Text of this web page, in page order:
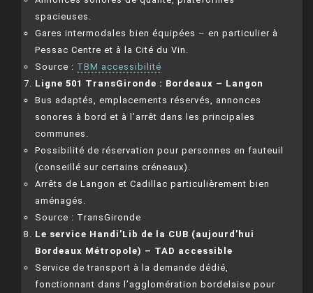
spacieuses.
Gares intermodales bien équipées – en particulier à
Pessac Centre et à la Cité du Vin.
Source : TBM accessibilité
Ligne 501 TransGironde : Bordeaux – Langon
Bus adaptés, emplacements réservés, annonces
sonores à bord et à l’arrêt dans les principales
communes.
Possibilité de réservation pour personnes en fauteuil
(conseillé sur certains créneaux).
Arrêts de Langon et Cadillac particulièrement bien
aménagés.
Source : TransGironde
Le service Handi’Lib de la CUB (aujourd’hui
Bordeaux Métropole) – TAD accessible
Service de transport à la demande dédié,
fonctionnant dans l’agglomération bordelaise pour